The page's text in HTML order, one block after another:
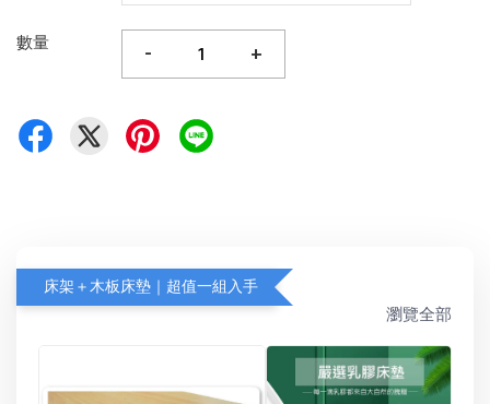
數量 - +
床架＋木板床墊｜超值一組入手
瀏覽全部